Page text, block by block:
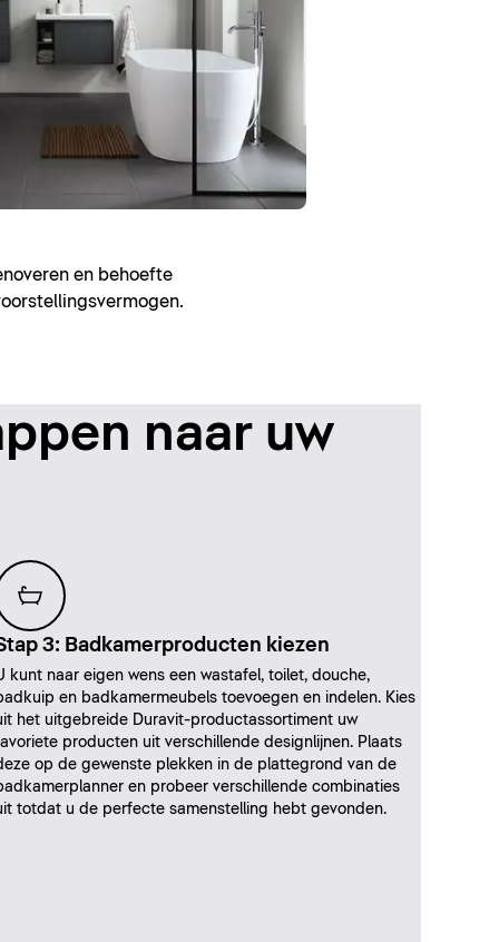
en behoefte
naar uw
3: Badkamerproducten kiezen
kunt naar eigen wens een wastafel, toilet, douche,
en badkamermeubels toevoegen en indelen. Kies
het uitgebreide Duravit-productassortiment uw
producten uit verschillende designlijnen. Plaats
op de gewenste plekken in de plattegrond van de
en probeer verschillende combinaties
totdat u de perfecte samenstelling hebt gevonden.